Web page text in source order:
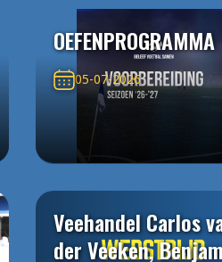
OEFENPROGRAMMA
05-07-2026
Veehandel Carlos
der Veeken,